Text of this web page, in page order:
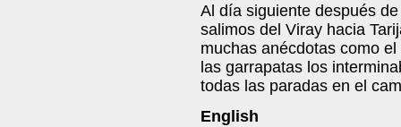
Al día siguiente después
salimos del Viray hacia
muchas anécdotas como
las garrapatas los
todas las paradas en el
English